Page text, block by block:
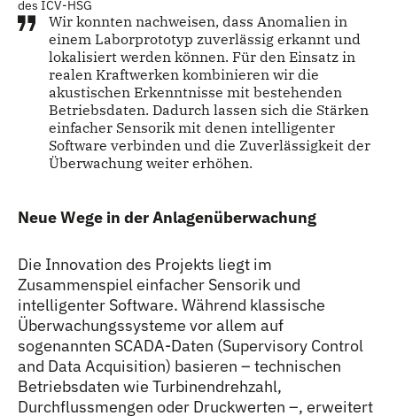
des ICV-HSG
Wir konnten nachweisen, dass Anomalien in
einem Laborprototyp zuverlässig erkannt und
lokalisiert werden können. Für den Einsatz in
realen Kraftwerken kombinieren wir die
akustischen Erkenntnisse mit bestehenden
Betriebsdaten. Dadurch lassen sich die Stärken
einfacher Sensorik mit denen intelligenter
Software verbinden und die Zuverlässigkeit der
Überwachung weiter erhöhen.
Neue Wege in der Anlagenüberwachung
Die Innovation des Projekts liegt im
Zusammenspiel einfacher Sensorik und
intelligenter Software. Während klassische
Überwachungssysteme vor allem auf
sogenannten SCADA-Daten (Supervisory Control
and Data Acquisition) basieren – technischen
Betriebsdaten wie Turbinendrehzahl,
Durchflussmengen oder Druckwerten –, erweitert